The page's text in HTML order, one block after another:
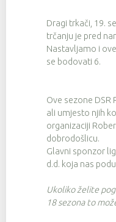
Dragi trkači, 19.
trčanju je pred
Nastavljamo i
se bodovati 6.
Ove sezone DSR
ali umjesto njih
organizaciji
dobrodošlicu.
Glavni sponzor
d.d. koja nas
Ukoliko želite
18 sezona to